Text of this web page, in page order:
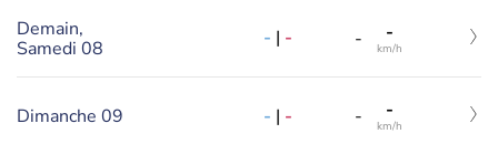
Demain,
Samedi 08
- | - - -
km/h
Dimanche 09 - | - - -
km/h